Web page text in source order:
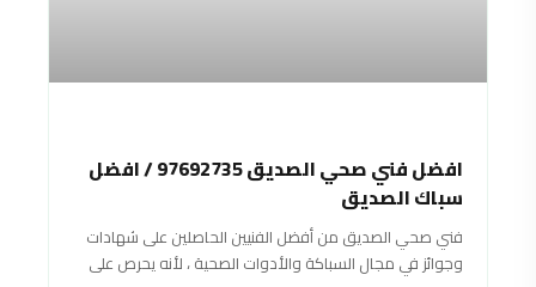
افضل فني صحي الصديق 97692735 / افضل
سباك الصديق
فني صحي الصديق من أفضل الفنيين الحاصلين على شهادات
وجوائز في مجال السباكة والأدوات الصحية ، لأنه يحرص على